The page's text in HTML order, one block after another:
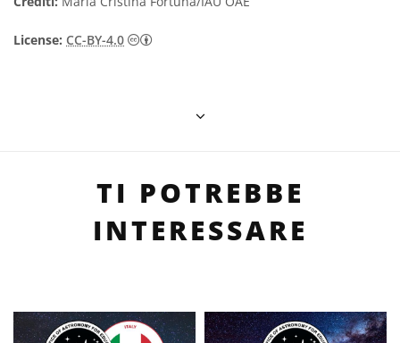
License: CC-BY-4.0 Creative Commons Attribuzione 4.0
TI POTREBBE
INTERESSARE